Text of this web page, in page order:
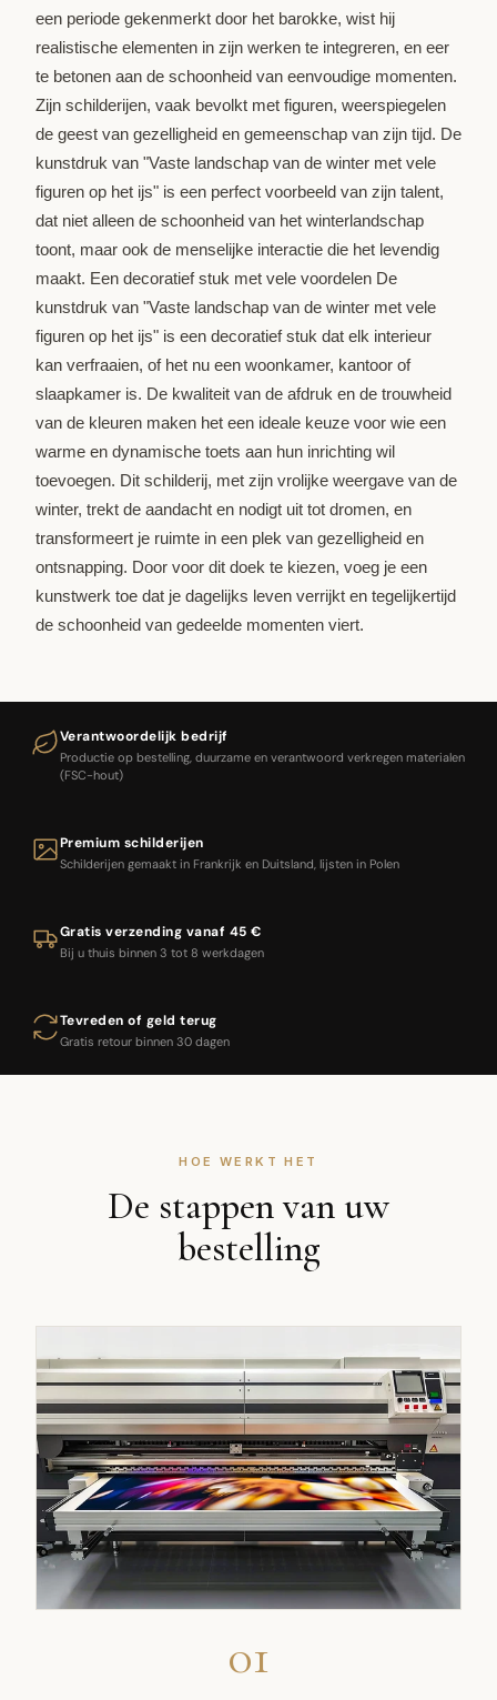
een periode gekenmerkt door het barokke, wist hij
realistische elementen in zijn werken te integreren, en eer
te betonen aan de schoonheid van eenvoudige momenten.
Zijn schilderijen, vaak bevolkt met figuren, weerspiegelen
de geest van gezelligheid en gemeenschap van zijn tijd. De
kunstdruk van "Vaste landschap van de winter met vele
figuren op het ijs" is een perfect voorbeeld van zijn talent,
dat niet alleen de schoonheid van het winterlandschap
toont, maar ook de menselijke interactie die het levendig
maakt. Een decoratief stuk met vele voordelen De
kunstdruk van "Vaste landschap van de winter met vele
figuren op het ijs" is een decoratief stuk dat elk interieur
kan verfraaien, of het nu een woonkamer, kantoor of
slaapkamer is. De kwaliteit van de afdruk en de trouwheid
van de kleuren maken het een ideale keuze voor wie een
warme en dynamische toets aan hun inrichting wil
toevoegen. Dit schilderij, met zijn vrolijke weergave van de
winter, trekt de aandacht en nodigt uit tot dromen, en
transformeert je ruimte in een plek van gezelligheid en
ontsnapping. Door voor dit doek te kiezen, voeg je een
kunstwerk toe dat je dagelijks leven verrijkt en tegelijkertijd
de schoonheid van gedeelde momenten viert.
Verantwoordelijk bedrijf
Productie op bestelling, duurzame en verantwoord verkregen materialen
(FSC-hout)
Premium schilderijen
Schilderijen gemaakt in Frankrijk en Duitsland, lijsten in Polen
Gratis verzending vanaf 45 €
Bij u thuis binnen 3 tot 8 werkdagen
Tevreden of geld terug
Gratis retour binnen 30 dagen
HOE WERKT HET
De stappen van uw
bestelling
01